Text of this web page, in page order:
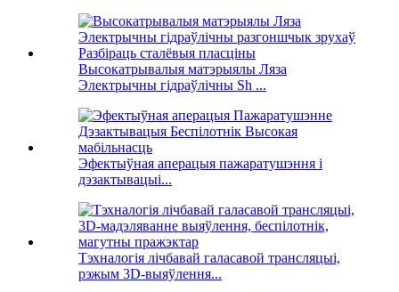
Высокатрывалыя матэрыялы Ляза
Электрычны гідраўлічны Sh ...
Эфектыўная аперацыя пажаратушэння і
дэзактывацыі...
Тэхналогія лічбавай галасавой трансляцыі,
рэжым 3D-выяўлення...